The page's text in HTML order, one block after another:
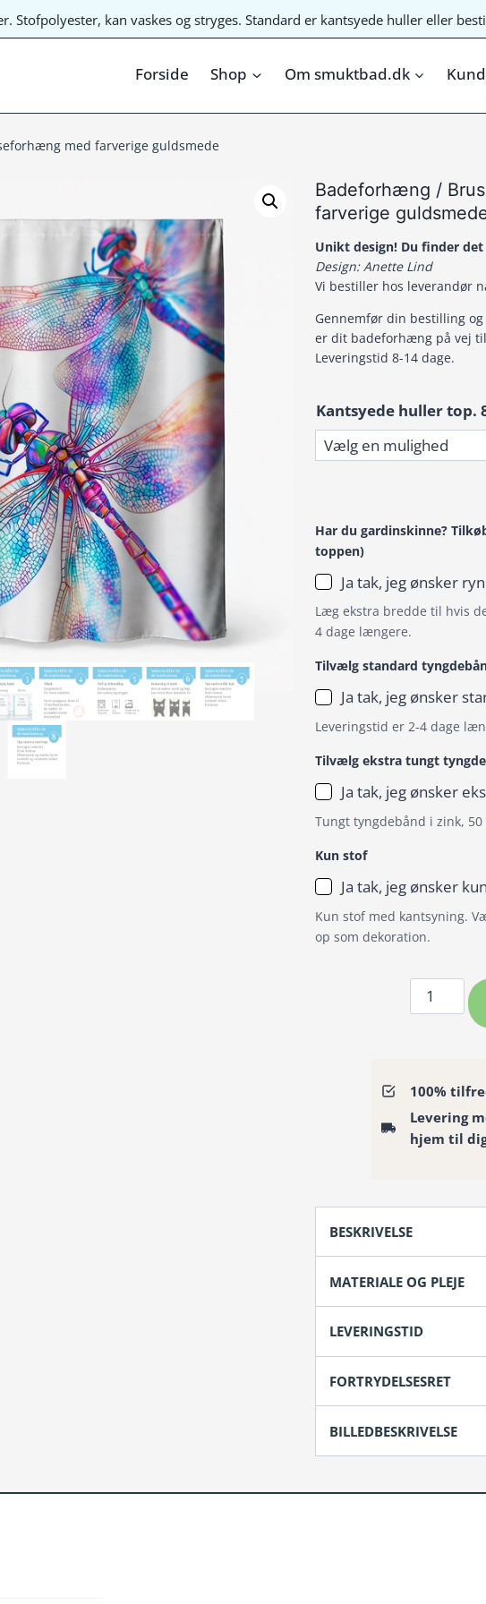
Stofpolyester, kan vaskes og stryges. Standard er kantsyede huller eller
Forside Shop Om smuktbad.dk
med farverige guldsmede
Badeforhæng /
farverige
Unikt design! Du finder
Design: Anette Lind
Vi bestiller hos leverandør
Gennemfør din bestilling og
er dit badeforhæng på vej
Leveringstid 8-14 dage.
Kantsyede huller top.
Har du gardinskinne?
toppen)
Ja tak, jeg ønsker
Læg ekstra bredde til hvis
4 dage længere.
Tilvælg standard
Ja tak, jeg ønsker
Leveringstid er 2-4 dage
Tilvælg ekstra tungt
Ja tak, jeg ønsker
Tungt tyngdebånd i zink,
Kun stof
Ja tak, jeg ønsker
Kun stof med kantsyning.
op som dekoration.
/
farverige
guldsmede
antal
100%
Levering
hjem til
BESKRIVELSE
MATERIALE OG PLEJE
LEVERINGSTID
FORTRYDELSESRET
BILLEDBESKRIVELSE